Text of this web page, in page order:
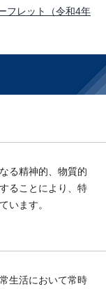
フレット（令和4年
る精神的、物質的
ることにより、特
います。
生活において常時